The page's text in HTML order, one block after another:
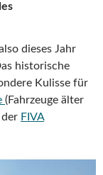
dieses Jahr
historische
Kulisse für
(Fahrzeuge älter
der FIVA